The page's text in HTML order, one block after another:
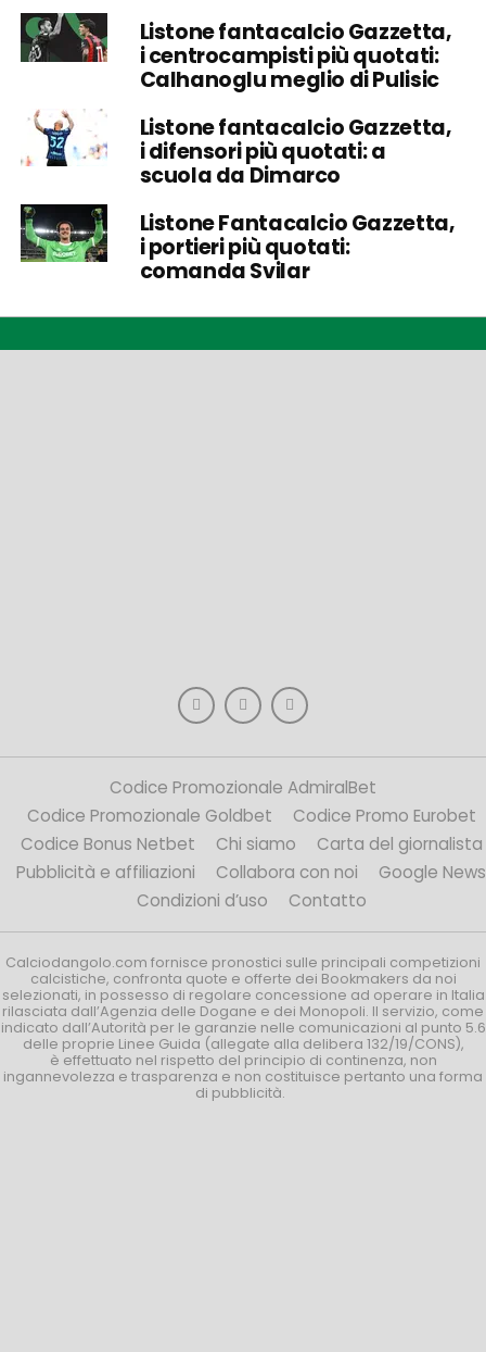
Listone fantacalcio Gazzetta,
i centrocampisti più quotati:
Calhanoglu meglio di Pulisic
Listone fantacalcio Gazzetta,
i difensori più quotati: a
scuola da Dimarco
Listone Fantacalcio Gazzetta,
i portieri più quotati:
comanda Svilar
Codice Promozionale AdmiralBet
Codice Promozionale Goldbet
Codice Promo Eurobet
Codice Bonus Netbet
Chi siamo
Carta del giornalista
Pubblicità e affiliazioni
Collabora con noi
Google News
Condizioni d’uso
Contatto
Calciodangolo.com fornisce pronostici sulle principali competizioni
calcistiche, confronta quote e offerte dei Bookmakers da noi
selezionati, in possesso di regolare concessione ad operare in Italia
rilasciata dall’Agenzia delle Dogane e dei Monopoli. Il servizio, come
indicato dall’Autorità per le garanzie nelle comunicazioni al punto 5.6
delle proprie Linee Guida (allegate alla delibera 132/19/CONS),
è effettuato nel rispetto del principio di continenza, non
ingannevolezza e trasparenza e non costituisce pertanto una forma
di pubblicità.